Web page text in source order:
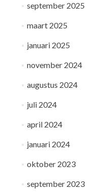
september 2025
maart 2025
januari 2025
november 2024
augustus 2024
juli 2024
april 2024
januari 2024
oktober 2023
september 2023